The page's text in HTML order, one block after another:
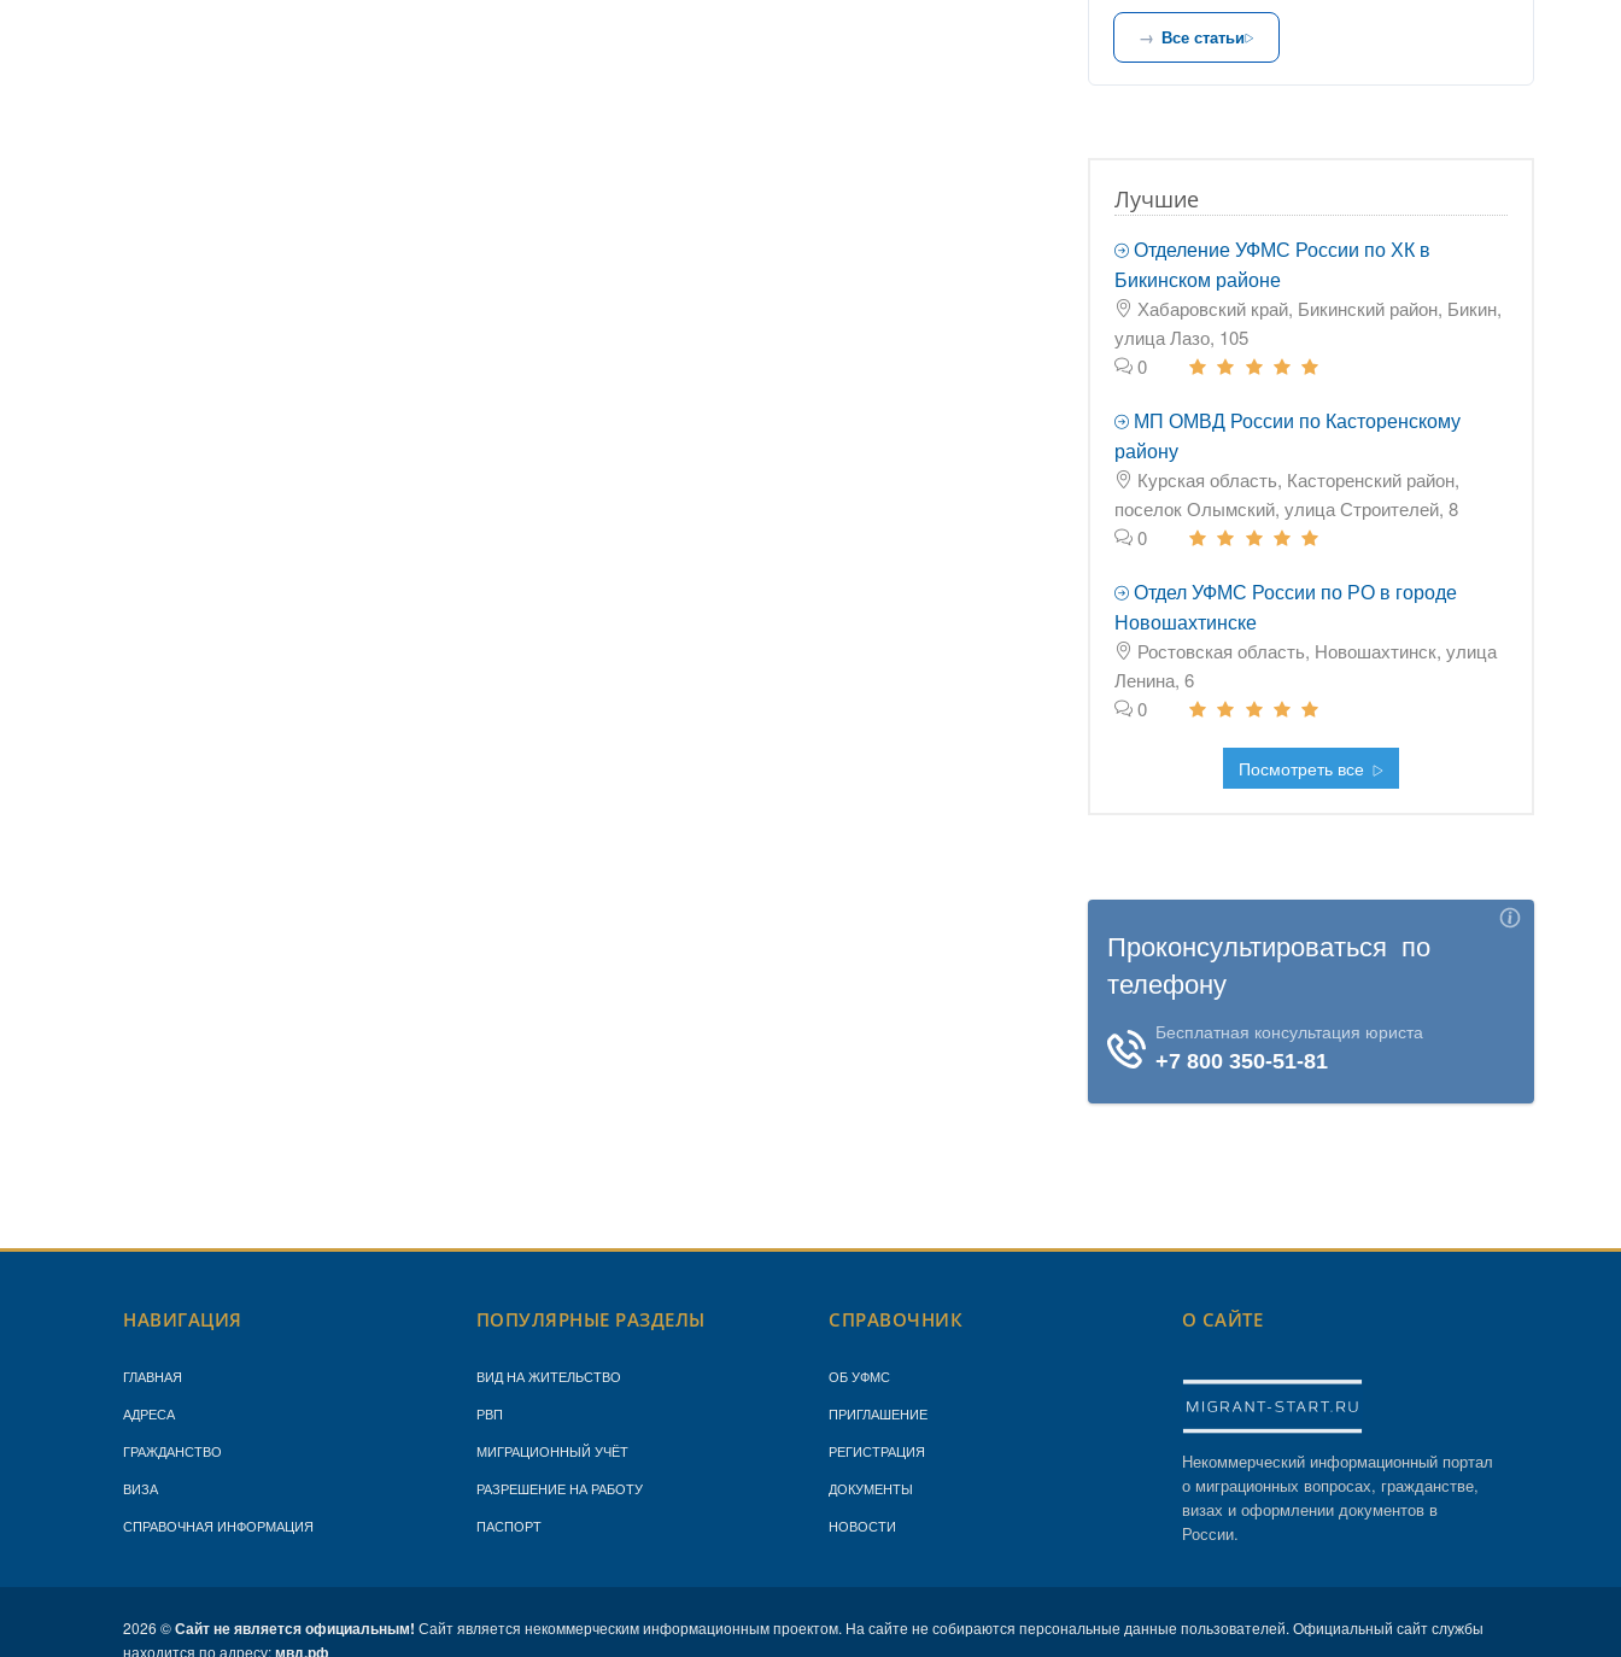
Все статьи
Лучшие
Отделение УФМС России по ХК в
Бикинском районе
Хабаровский край, Бикинский район, Бикин,
улица Лазо, 105
0
МП ОМВД России по Касторенскому
району
Курская область, Касторенский район,
поселок Олымский, улица Строителей, 8
0
Отдел УФМС России по РО в городе
Новошахтинске
Ростовская область, Новошахтинск, улица
Ленина, 6
0
Посмотреть все
НАВИГАЦИЯ
ГЛАВНАЯ
АДРЕСА
ГРАЖДАНСТВО
ВИЗА
СПРАВОЧНАЯ ИНФОРМАЦИЯ
ПОПУЛЯРНЫЕ РАЗДЕЛЫ
ВИД НА ЖИТЕЛЬСТВО
РВП
МИГРАЦИОННЫЙ УЧЁТ
РАЗРЕШЕНИЕ НА РАБОТУ
ПАСПОРТ
СПРАВОЧНИК
ОБ УФМС
ПРИГЛАШЕНИЕ
РЕГИСТРАЦИЯ
ДОКУМЕНТЫ
НОВОСТИ
О САЙТЕ
Некоммерческий информационный портал
о миграционных вопросах, гражданстве,
визах и оформлении документов в
России.
2026 ©Сайт не является официальным! Сайт является некоммерческим информационным проектом. На сайте не собираются персональные данные пользователей. Официальный сайт службы
находится по адресу:мвд.рф